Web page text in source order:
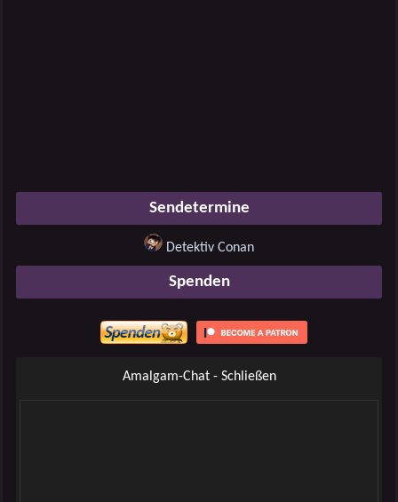
Sendetermine
Detektiv Conan
Spenden
Amalgam-Chat - Schließen